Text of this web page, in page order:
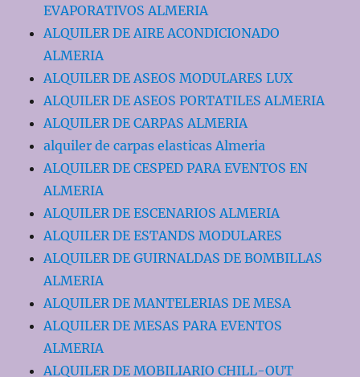
EVAPORATIVOS ALMERIA
ALQUILER DE AIRE ACONDICIONADO
ALMERIA
ALQUILER DE ASEOS MODULARES LUX
ALQUILER DE ASEOS PORTATILES ALMERIA
ALQUILER DE CARPAS ALMERIA
alquiler de carpas elasticas Almeria
ALQUILER DE CESPED PARA EVENTOS EN
ALMERIA
ALQUILER DE ESCENARIOS ALMERIA
ALQUILER DE ESTANDS MODULARES
ALQUILER DE GUIRNALDAS DE BOMBILLAS
ALMERIA
ALQUILER DE MANTELERIAS DE MESA
ALQUILER DE MESAS PARA EVENTOS
ALMERIA
ALQUILER DE MOBILIARIO CHILL-OUT